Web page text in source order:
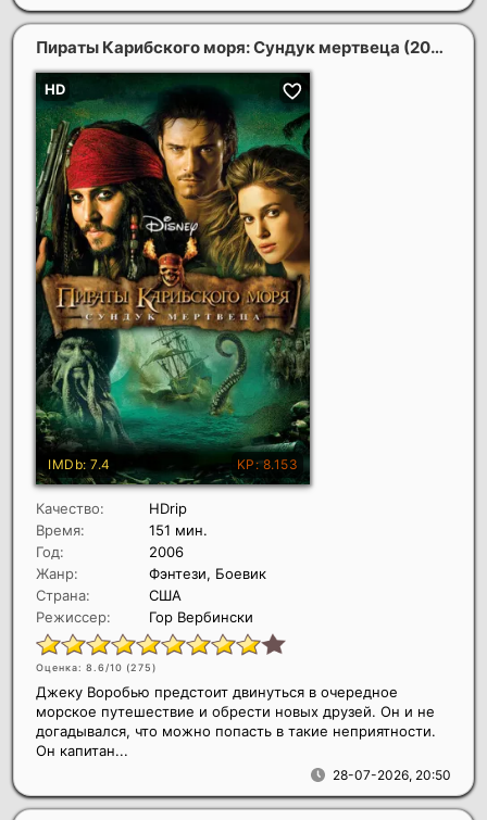
Пираты Карибского моря: Сундук мертвеца (2006)
Качество:
HDrip
Время:
151 мин.
Год:
2006
Жанр:
Фэнтези, Боевик
Страна:
США
Режиссер:
Гор Вербински
Оценка: 8.6/10 (275)
28-07-2026, 20:50
Джеку Воробью предстоит двинуться в очередное
морское путешествие и обрести новых друзей. Он и не
догадывался, что можно попасть в такие неприятности.
Он капитан...